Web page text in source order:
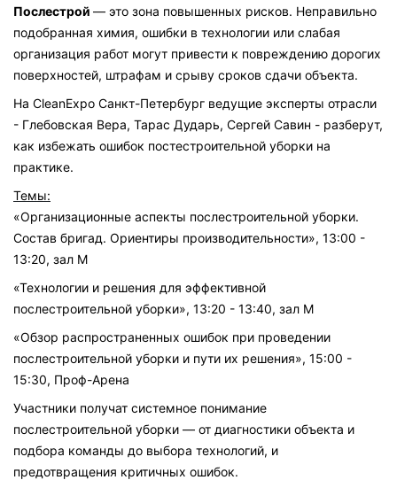
Послестрой — это зона повышенных рисков. Неправильно
подобранная химия, ошибки в технологии или слабая
организация работ могут привести к повреждению дорогих
поверхностей, штрафам и срыву сроков сдачи объекта.
На CleanExpo Санкт-Петербург ведущие эксперты отрасли
- Глебовская Вера, Тарас Дударь, Сергей Савин - разберут,
как избежать ошибок постестроительной уборки на
практике.
Темы:
«Организационные аспекты послестроительной уборки.
Состав бригад. Ориентиры производительности», 13:00 -
13:20, зал М
«Технологии и решения для эффективной
послестроительной уборки», 13:20 - 13:40, зал М
«Обзор распространенных ошибок при проведении
послестроительной уборки и пути их решения», 15:00 -
15:30, Проф-Арена
Участники получат системное понимание
послестроительной уборки — от диагностики объекта и
подбора команды до выбора технологий, и
предотвращения критичных ошибок.